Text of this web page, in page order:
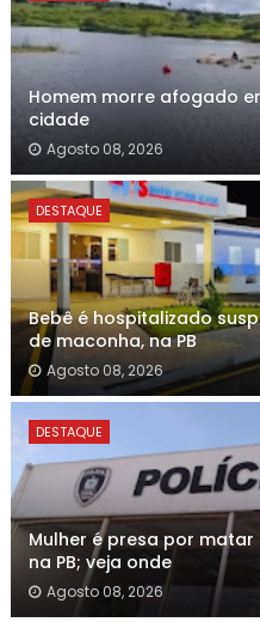
Homem morre afogado
cidade
Agosto 08, 2026
DESTAQUE
Bebê é hospitalizado
de maconha, na PB
Agosto 08, 2026
DESTAQUE
Mulher é presa por
na PB; veja onde
Agosto 08, 2026